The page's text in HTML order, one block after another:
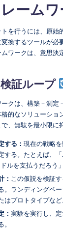
ームワ
を行うには、原始
換するツールが必
ワークは、意思決
証ループ
ークは、構築－測定
的なソリューショ
、無駄を最小限に
する： 現在の戦略
する。たとえば、
ルを支払うだろう
： この仮説を検証
。ランディングペ
はプロトタイプなど
： 実験を実行し、
。